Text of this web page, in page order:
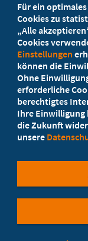
Ihr
Werden Sie
Für ein
Cookies zu
„Alle
Cookies
Einstellungen
können die
Ohne
erforderliche
berechtigtes
Ihre Einwilligung
die Zukunft
unsere